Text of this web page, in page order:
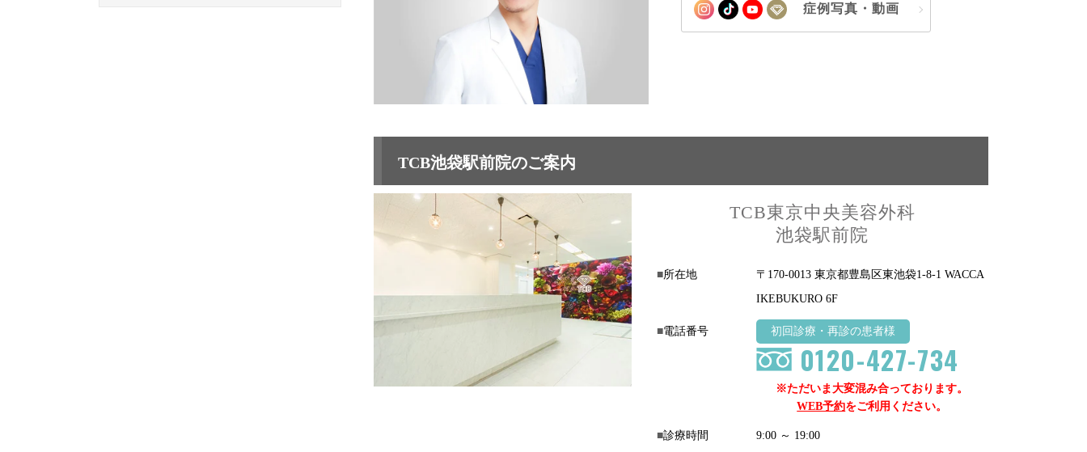
症例写真・動画
TCB池袋駅前院のご案内
TCB東京中央美容外科
池袋駅前院
所在地
〒170-0013 東京都豊島区東池袋1-8-1 WACCA
IKEBUKURO 6F
電話番号 初回診療・再診の患者様
0120-427-734
※ただいま大変混み合っております。
WEB予約をご利用ください。
診療時間
9:00 ～ 19:00